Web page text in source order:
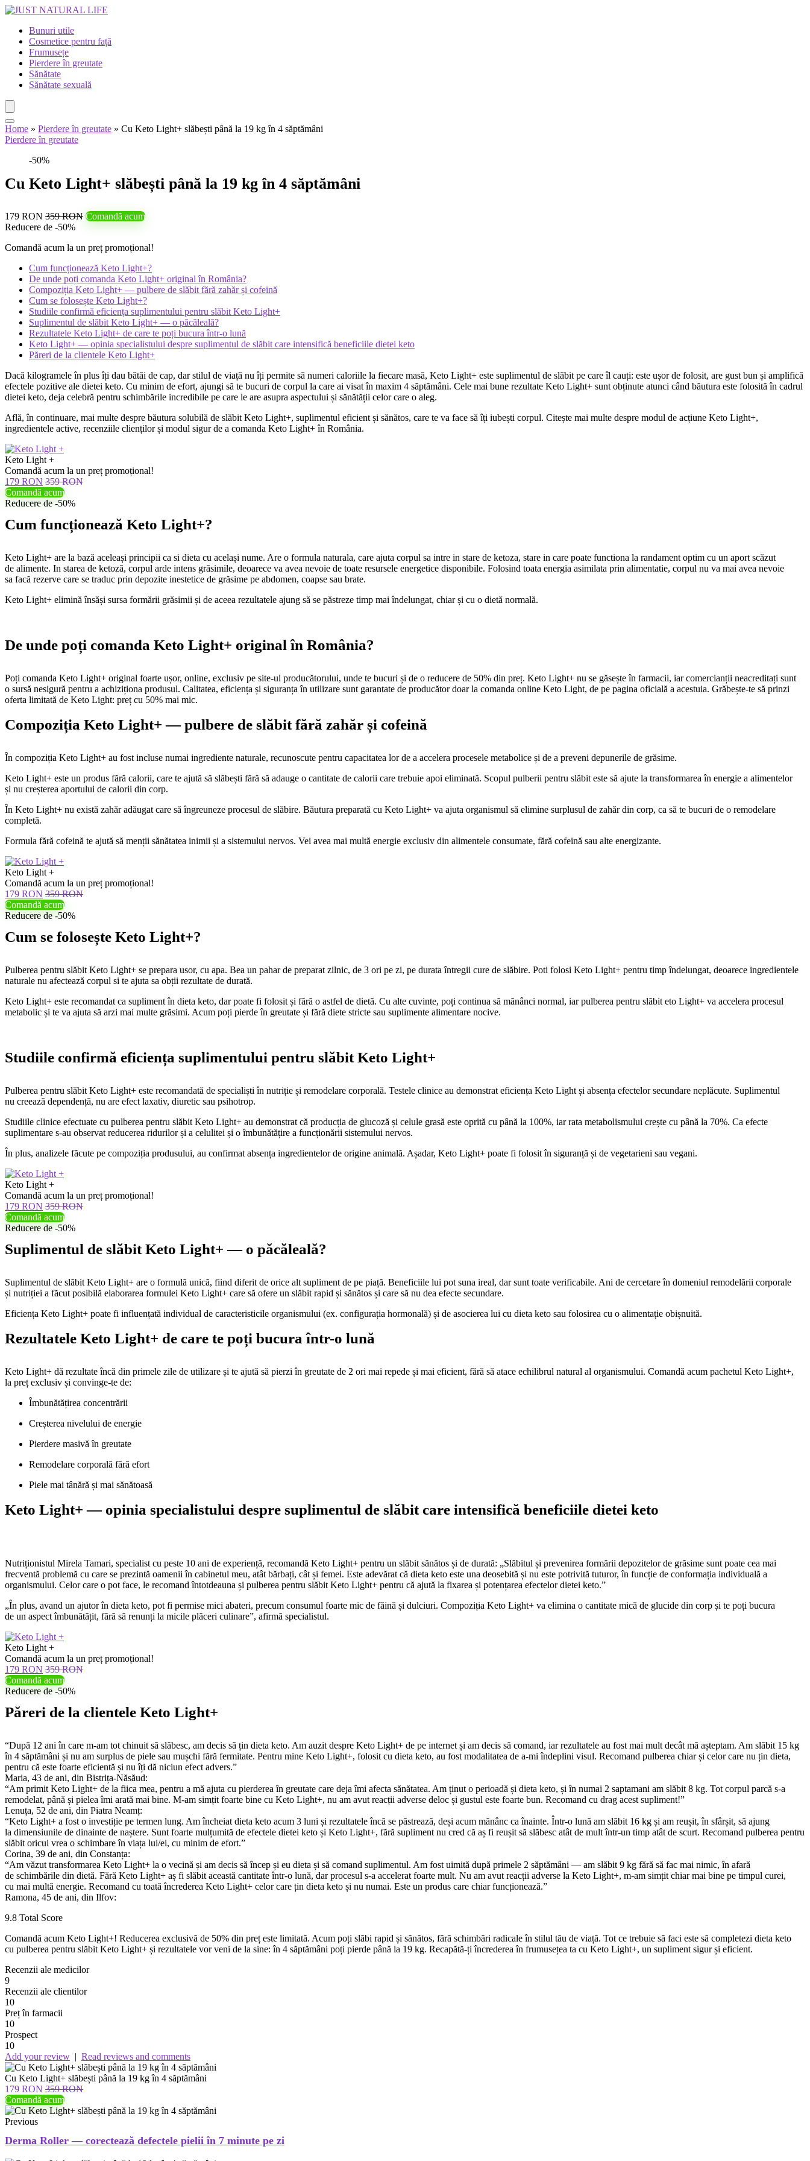
Bunuri utile
Cosmetice pentru față
Frumusețe
Pierdere în greutate
Sănătate
Sănătate sexuală
Home » Pierdere în greutate » Cu Keto Light+ slăbești până la 19 kg în 4 săptămâni
Pierdere în greutate
-50%
Cu Keto Light+ slăbești până la 19 kg în 4 săptămâni
179 RON 359 RON Comandă acum
Reducere de -50%
Comandă acum la un preț promoțional!
Cum funcționează Keto Light+?
De unde poți comanda Keto Light+ original în România?
Compoziția Keto Light+ — pulbere de slăbit fără zahăr și cofeină
Cum se folosește Keto Light+?
Studiile confirmă eficiența suplimentului pentru slăbit Keto Light+
Suplimentul de slăbit Keto Light+ — o păcăleală?
Rezultatele Keto Light+ de care te poți bucura într-o lună
Keto Light+ — opinia specialistului despre suplimentul de slăbit care intensifică beneficiile dietei keto
Păreri de la clientele Keto Light+
Dacă kilogramele în plus îți dau bătăi de cap, dar stilul de viață nu îți permite să numeri caloriile la fiecare masă, Keto Light+ este suplimentul de slăbit pe care îl cauți: este ușor de folosit, are gust bun și amplifică
efectele pozitive ale dietei keto. Cu minim de efort, ajungi să te bucuri de corpul la care ai visat în maxim 4 săptămâni. Cele mai bune rezultate Keto Light+ sunt obținute atunci când băutura este folosită în cadrul
dietei keto, deja celebră pentru schimbările incredibile pe care le are asupra aspectului și sănătății celor care o aleg.
Află, în continuare, mai multe despre băutura solubilă de slăbit Keto Light+, suplimentul eficient și sănătos, care te va face să îți iubești corpul. Citește mai multe despre modul de acțiune Keto Light+,
ingredientele active, recenziile clienților și modul sigur de a comanda Keto Light+ în România.
Keto Light +
Comandă acum la un preț promoțional!
179 RON 359 RON
Comandă acum
Reducere de -50%
Cum funcționează Keto Light+?
Keto Light+ are la bază aceleași principii ca si dieta cu același nume. Are o formula naturala, care ajuta corpul sa intre in stare de ketoza, stare in care poate functiona la randament optim cu un aport scăzut
de alimente. In starea de ketoză, corpul arde intens grăsimile, deoarece va avea nevoie de toate resursele energetice disponibile. Folosind toata energia asimilata prin alimentatie, corpul nu va mai avea nevoie
sa facă rezerve care se traduc prin depozite inestetice de grăsime pe abdomen, coapse sau brate.
Keto Light+ elimină însăși sursa formării grăsimii și de aceea rezultatele ajung să se păstreze timp mai îndelungat, chiar și cu o dietă normală.
De unde poți comanda Keto Light+ original în România?
Poți comanda Keto Light+ original foarte ușor, online, exclusiv pe site-ul producătorului, unde te bucuri și de o reducere de 50% din preț. Keto Light+ nu se găsește în farmacii, iar comercianții neacreditați sunt
o sursă nesigură pentru a achiziționa produsul. Calitatea, eficiența și siguranța în utilizare sunt garantate de producător doar la comanda online Keto Light, de pe pagina oficială a acestuia. Grăbește-te să prinzi
oferta limitată de Keto Light: preț cu 50% mai mic.
Compoziția Keto Light+ — pulbere de slăbit fără zahăr și cofeină
În compoziția Keto Light+ au fost incluse numai ingrediente naturale, recunoscute pentru capacitatea lor de a accelera procesele metabolice și de a preveni depunerile de grăsime.
Keto Light+ este un produs fără calorii, care te ajută să slăbești fără să adauge o cantitate de calorii care trebuie apoi eliminată. Scopul pulberii pentru slăbit este să ajute la transformarea în energie a alimentelor
și nu creșterea aportului de calorii din corp.
În Keto Light+ nu există zahăr adăugat care să îngreuneze procesul de slăbire. Băutura preparată cu Keto Light+ va ajuta organismul să elimine surplusul de zahăr din corp, ca să te bucuri de o remodelare
completă.
Formula fără cofeină te ajută să menții sănătatea inimii și a sistemului nervos. Vei avea mai multă energie exclusiv din alimentele consumate, fără cofeină sau alte energizante.
Keto Light +
Comandă acum la un preț promoțional!
179 RON 359 RON
Comandă acum
Reducere de -50%
Cum se folosește Keto Light+?
Pulberea pentru slăbit Keto Light+ se prepara usor, cu apa. Bea un pahar de preparat zilnic, de 3 ori pe zi, pe durata întregii cure de slăbire. Poti folosi Keto Light+ pentru timp îndelungat, deoarece ingredientele
naturale nu afectează corpul si te ajuta sa obții rezultate de durată.
Keto Light+ este recomandat ca supliment în dieta keto, dar poate fi folosit și fără o astfel de dietă. Cu alte cuvinte, poți continua să mănânci normal, iar pulberea pentru slăbit eto Light+ va accelera procesul
metabolic și te va ajuta să arzi mai multe grăsimi. Acum poți pierde în greutate și fără diete stricte sau suplimente alimentare nocive.
Studiile confirmă eficiența suplimentului pentru slăbit Keto Light+
Pulberea pentru slăbit Keto Light+ este recomandată de specialiști în nutriție și remodelare corporală. Testele clinice au demonstrat eficiența Keto Light și absența efectelor secundare neplăcute. Suplimentul
nu creează dependență, nu are efect laxativ, diuretic sau psihotrop.
Studiile clinice efectuate cu pulberea pentru slăbit Keto Light+ au demonstrat că producția de glucoză și celule grasă este oprită cu până la 100%, iar rata metabolismului crește cu până la 70%. Ca efecte
suplimentare s-au observat reducerea ridurilor și a celulitei și o îmbunătățire a funcționării sistemului nervos.
În plus, analizele făcute pe compoziția produsului, au confirmat absența ingredientelor de origine animală. Așadar, Keto Light+ poate fi folosit în siguranță și de vegetarieni sau vegani.
Keto Light +
Comandă acum la un preț promoțional!
179 RON 359 RON
Comandă acum
Reducere de -50%
Suplimentul de slăbit Keto Light+ — o păcăleală?
Suplimentul de slăbit Keto Light+ are o formulă unică, fiind diferit de orice alt supliment de pe piață. Beneficiile lui pot suna ireal, dar sunt toate verificabile. Ani de cercetare în domeniul remodelării corporale
și nutriției a făcut posibilă elaborarea formulei Keto Light+ care să ofere un slăbit rapid și sănătos și care să nu dea efecte secundare.
Eficiența Keto Light+ poate fi influențată individual de caracteristicile organismului (ex. configurația hormonală) și de asocierea lui cu dieta keto sau folosirea cu o alimentație obișnuită.
Rezultatele Keto Light+ de care te poți bucura într-o lună
Keto Light+ dă rezultate încă din primele zile de utilizare și te ajută să pierzi în greutate de 2 ori mai repede și mai eficient, fără să atace echilibrul natural al organismului. Comandă acum pachetul Keto Light+,
la preț exclusiv și convinge-te de:
Îmbunătățirea concentrării
Creșterea nivelului de energie
Pierdere masivă în greutate
Remodelare corporală fără efort
Piele mai tânără și mai sănătoasă
Keto Light+ — opinia specialistului despre suplimentul de slăbit care intensifică beneficiile dietei keto
Nutriționistul Mirela Tamari, specialist cu peste 10 ani de experiență, recomandă Keto Light+ pentru un slăbit sănătos și de durată: „Slăbitul și prevenirea formării depozitelor de grăsime sunt poate cea mai
frecventă problemă cu care se prezintă oamenii în cabinetul meu, atât bărbați, cât și femei. Este adevărat că dieta keto este una deosebită și nu este potrivită tuturor, în funcție de conformația individuală a
organismului. Celor care o pot face, le recomand întotdeauna și pulberea pentru slăbit Keto Light+ pentru că ajută la fixarea și potențarea efectelor dietei keto.”
„În plus, avand un ajutor în dieta keto, pot fi permise mici abateri, precum consumul foarte mic de făină și dulciuri. Compoziția Keto Light+ va elimina o cantitate mică de glucide din corp și te poți bucura
de un aspect îmbunătățit, fără să renunți la micile plăceri culinare”, afirmă specialistul.
Keto Light +
Comandă acum la un preț promoțional!
179 RON 359 RON
Comandă acum
Reducere de -50%
Păreri de la clientele Keto Light+
“După 12 ani în care m-am tot chinuit să slăbesc, am decis să țin dieta keto. Am auzit despre Keto Light+ de pe internet și am decis să comand, iar rezultatele au fost mai mult decât mă așteptam. Am slăbit 15 kg
în 4 săptămâni și nu am surplus de piele sau mușchi fără fermitate. Pentru mine Keto Light+, folosit cu dieta keto, au fost modalitatea de a-mi îndeplini visul. Recomand pulberea chiar și celor care nu țin dieta,
pentru că este foarte eficientă și nu îți dă niciun efect advers.”
Maria, 43 de ani, din Bistrița-Năsăud:
“Am primit Keto Light+ de la fiica mea, pentru a mă ajuta cu pierderea în greutate care deja îmi afecta sănătatea. Am ținut o perioadă și dieta keto, și în numai 2 saptamani am slăbit 8 kg. Tot corpul parcă s-a
remodelat, până și pielea îmi arată mai bine. M-am simțit foarte bine cu Keto Light+, nu am avut reacții adverse deloc și gustul este foarte bun. Recomand cu drag acest supliment!”
Lenuța, 52 de ani, din Piatra Neamț:
“Keto Light+ a fost o investiție pe termen lung. Am încheiat dieta keto acum 3 luni și rezultatele încă se păstrează, deși acum mănânc ca înainte. Într-o lună am slăbit 16 kg și am reușit, în sfârșit, să ajung
la dimensiunile de dinainte de naștere. Sunt foarte mulțumită de efectele dietei keto și Keto Light+, fără supliment nu cred că aș fi reușit să slăbesc atât de mult într-un timp atât de scurt. Recomand pulberea pentru
slăbit oricui vrea o schimbare în viața lui/ei, cu minim de efort.”
Corina, 39 de ani, din Constanța:
“Am văzut transformarea Keto Light+ la o vecină și am decis să încep și eu dieta și să comand suplimentul. Am fost uimită după primele 2 săptămâni — am slăbit 9 kg fără să fac mai nimic, în afară
de schimbările din dietă. Fără Keto Light+ aș fi slăbit această cantitate într-o lună, dar procesul s-a accelerat foarte mult. Nu am avut reacții adverse la Keto Light+, m-am simțit chiar mai bine pe timpul curei,
cu mai multă energie. Recomand cu toată încrederea Keto Light+ celor care țin dieta keto și nu numai. Este un produs care chiar funcționează.”
Ramona, 45 de ani, din Ilfov:
9.8 Total Score
Comandă acum Keto Light+! Reducerea exclusivă de 50% din preț este limitată. Acum poți slăbi rapid și sănătos, fără schimbări radicale în stilul tău de viață. Tot ce trebuie să faci este să completezi dieta keto
cu pulberea pentru slăbit Keto Light+ și rezultatele vor veni de la sine: în 4 săptămâni poți pierde până la 19 kg. Recapătă-ți încrederea în frumusețea ta cu Keto Light+, un supliment sigur și eficient.
Recenzii ale medicilor
9
Recenzii ale clientilor
10
Preț în farmacii
10
Prospect
10
Add your review | Read reviews and comments
Cu Keto Light+ slăbești până la 19 kg în 4 săptămâni
179 RON 359 RON
Comandă acum
Previous
Derma Roller — corectează defectele pielii în 7 minute pe zi